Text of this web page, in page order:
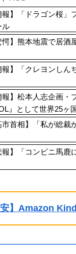
報】「ドラゴン桜
ル
愕】熊本地震で居
報】「クレヨンし
報】松本人志企画
』として世界25ヶ
市首相】「私が総
報】「コンビニ馬
安】Amazon